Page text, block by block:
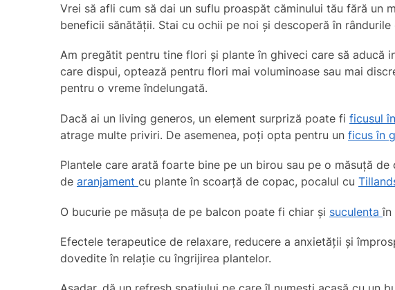
Vrei să afli cum să dai un suflu proaspăt căminului tău fără un
beneficii sănătății. Stai cu ochii pe noi și descoperă în rândurile
Am pregătit pentru tine flori și plante în ghiveci care să aducă
care dispui, optează pentru flori mai voluminoase sau mai
pentru o vreme îndelungată.
Dacă ai un living generos, un element surpriză poate fi ficusul
atrage multe priviri. De asemenea, poți opta pentru un ficus în
Plantele care arată foarte bine pe un birou sau pe o măsuță
de aranjament cu plante în scoarță de copac, pocalul cu
O bucurie pe măsuța de pe balcon poate fi chiar și suculentaîn
Efectele terapeutice de relaxare, reducere a anxietății și
dovedite în relație cu îngrijirea plantelor.